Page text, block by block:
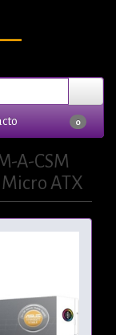
0
A-CSM
Micro ATX